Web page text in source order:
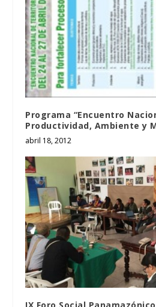
Programa “Encuentro
Productividad, Ambiente y
abril 18, 2012